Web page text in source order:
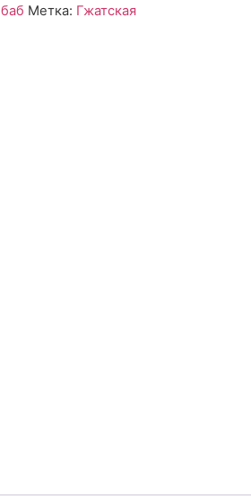
Метка: Гжатская